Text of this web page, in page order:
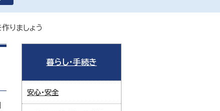
りましょう
暮らし・手続き
安心・安全